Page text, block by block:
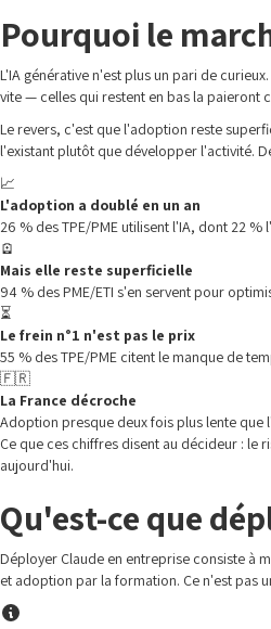
Pourquoi le
L'IA générative n'est plus un pari de
vite — celles qui restent en bas la paieront
Le revers, c'est que l'adoption reste
l'existant plutôt que développer l'activité.
📈
L'adoption a doublé en un an
26 % des TPE/PME utilisent l'IA, dont 22 %
🪫
Mais elle reste superficielle
94 % des PME/ETI s'en servent pour
⏳
Le frein n°1 n'est pas le prix
55 % des TPE/PME citent le manque de
🇫🇷
La France décroche
Adoption presque deux fois plus lente
Ce que ces chiffres disent au décideur :
aujourd'hui.
Qu'est-ce que
Déployer Claude en entreprise consiste à
et adoption par la formation. Ce n'est pas